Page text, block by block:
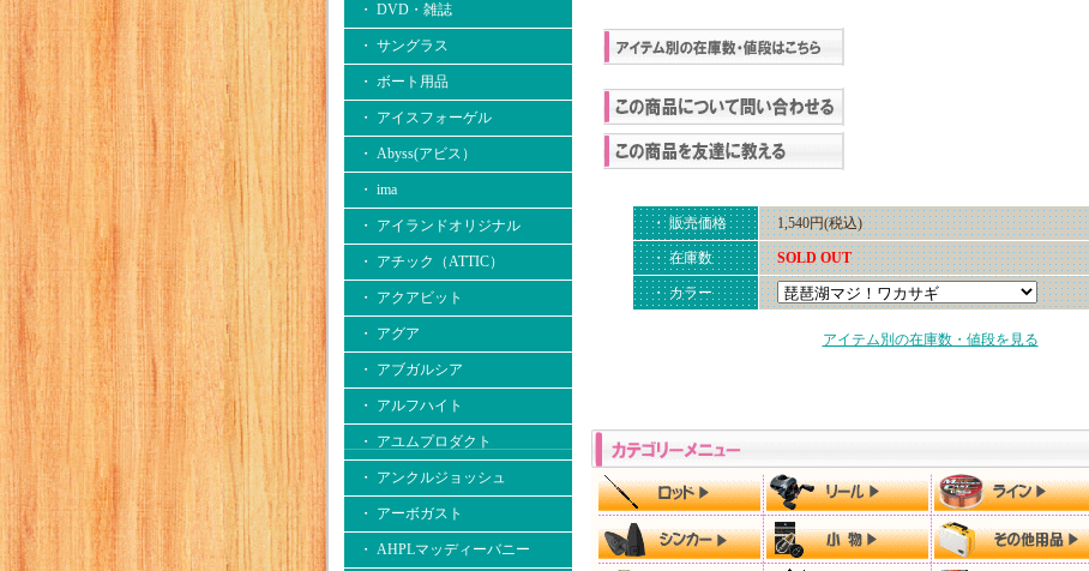
・ DVD・雑誌
・ サングラス
・ ボート用品
・ アイスフォーゲル
・ Abyss(アビス）
・ ima
・ アイランドオリジナル
・ アチック（ATTIC）
・ アクアビット
・ アグア
・ アブガルシア
・ アルフハイト
・ アユムプロダクト
・ アンクルジョッシュ
・ アーボガスト
・ AHPLマッディーバニー
・ 販売価格 1,540円(税込)
・ 在庫数 SOLD OUT
・ カラー
アイテム別の在庫数・値段を見る